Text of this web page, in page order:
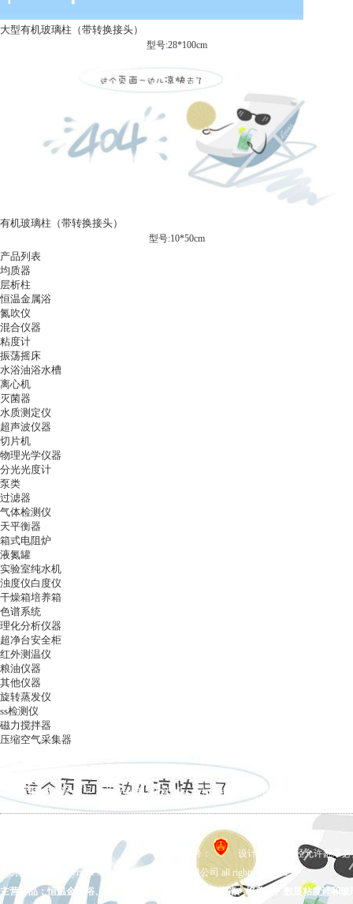
大型有机玻璃柱（带转换接头）
型号:28*100cm
有机玻璃柱（带转换接头）
型号:10*50cm
产品列表
均质器
层析柱
恒温金属浴
氮吹仪
混合仪器
粘度计
振荡摇床
水浴油浴水槽
离心机
灭菌器
水质测定仪
超声波仪器
切片机
物理光学仪器
分光光度计
泵类
过滤器
气体检测仪
天平衡器
箱式电阻炉
液氮罐
实验室纯水机
浊度仪白度仪
干燥箱培养箱
色谱系统
理化分析仪器
超净台安全柜
红外测温仪
粮油仪器
其他仪器
旋转蒸发仪
ss检测仪
磁力搅拌器
压缩空气采集器
ag凯发k8国际 | 关于ag凯发k8国际 | ag凯发k8国际的产品展示
备案号：
设计制作，未经允许翻录
ag凯发k8国际 copyright © 上海五相仪器仪表有限公司 all rights reserved.
主营产品：恒温金属浴、拍打式均质器、氮吹仪、干燥箱、培养箱、数显粘度计和